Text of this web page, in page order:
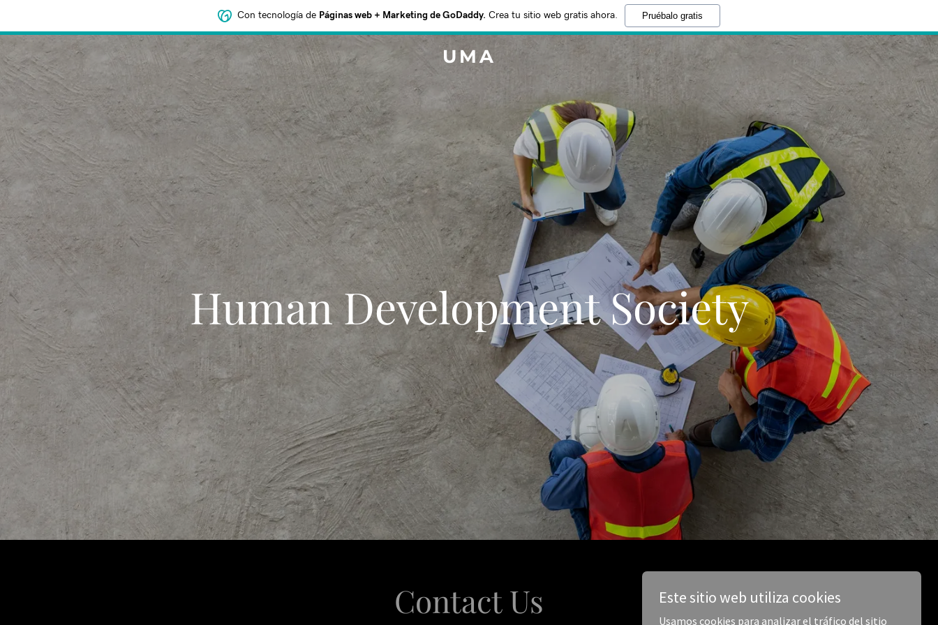
Con tecnología de Páginas web + Marketing de GoDaddy. Crea tu sitio web gratis ahora. Pruébalo gratis
UMA
Human Development Society
Contact Us Este sitio web utiliza cookies
Usamos cookies para analizar el tráfico del sitio